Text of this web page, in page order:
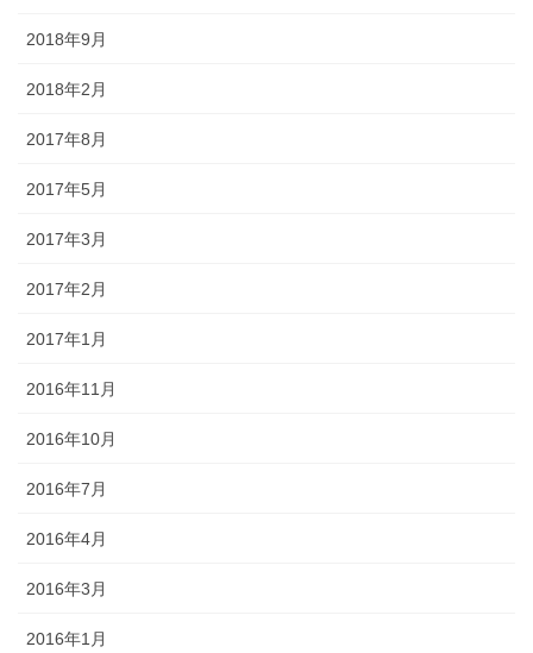
2018年9月
2018年2月
2017年8月
2017年5月
2017年3月
2017年2月
2017年1月
2016年11月
2016年10月
2016年7月
2016年4月
2016年3月
2016年1月